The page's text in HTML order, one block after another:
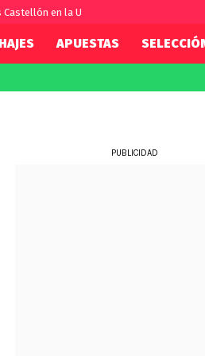
Castellón en la U
APUESTAS
PUBLICIDAD